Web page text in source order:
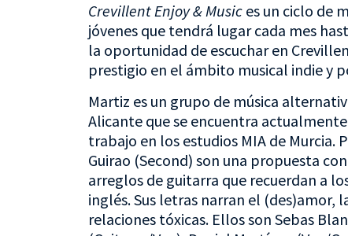
Crevillent Enjoy & Music es un ciclo de
jóvenes que tendrá lugar cada mes
la oportunidad de escuchar en
prestigio en el ámbito musical indie y
Martiz es un grupo de música
Alicante que se encuentra
trabajo en los estudios MIA de Murcia.
Guirao (Second) son una propuesta
arreglos de guitarra que recuerdan a
inglés. Sus letras narran el (des)amor,
relaciones tóxicas. Ellos son Sebas